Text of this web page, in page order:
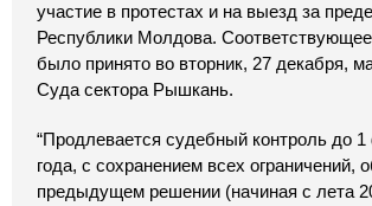
участие в протестах и на выезд за
Республики Молдова.
было принято во вторник, 27 декабря,
Суда сектора Рышкань.
“Продлевается судебный контроль до
года, с сохранением всех ограничений,
предыдущем решении (начиная с лета